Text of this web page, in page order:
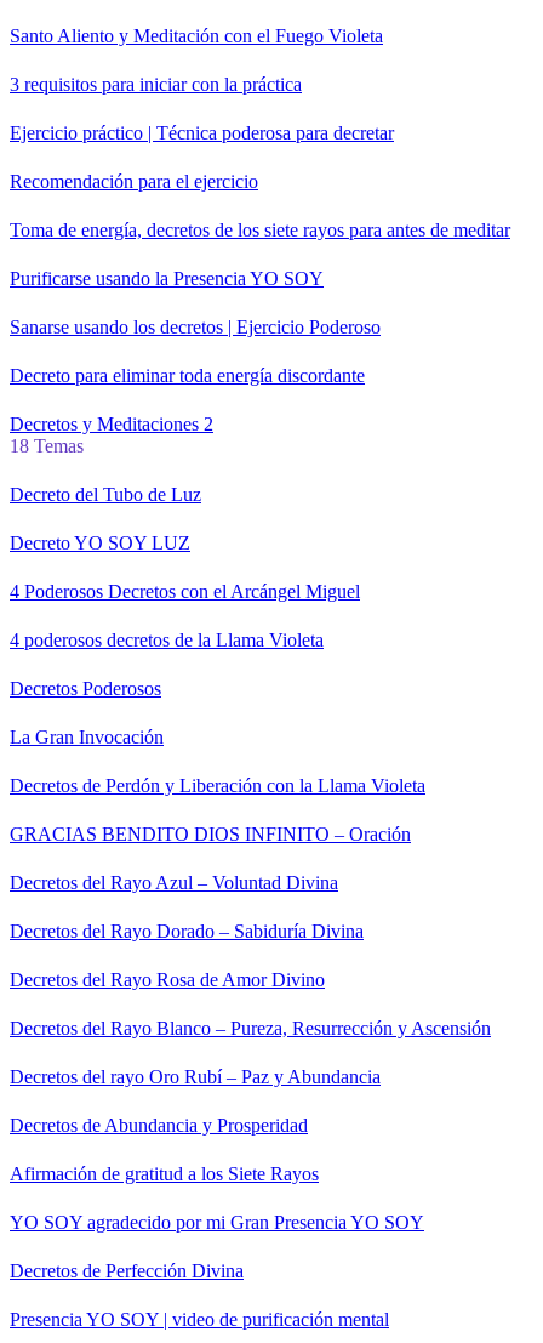
Santo Aliento y Meditación con el Fuego Violeta
3 requisitos para iniciar con la práctica
Ejercicio práctico | Técnica poderosa para decretar
Recomendación para el ejercicio
Toma de energía, decretos de los siete rayos para antes de meditar
Purificarse usando la Presencia YO SOY
Sanarse usando los decretos | Ejercicio Poderoso
Decreto para eliminar toda energía discordante
Decretos y Meditaciones 2
18 Temas
Decreto del Tubo de Luz
Decreto YO SOY LUZ
4 Poderosos Decretos con el Arcángel Miguel
4 poderosos decretos de la Llama Violeta
Decretos Poderosos
La Gran Invocación
Decretos de Perdón y Liberación con la Llama Violeta
GRACIAS BENDITO DIOS INFINITO – Oración
Decretos del Rayo Azul – Voluntad Divina
Decretos del Rayo Dorado – Sabiduría Divina
Decretos del Rayo Rosa de Amor Divino
Decretos del Rayo Blanco – Pureza, Resurrección y Ascensión
Decretos del rayo Oro Rubí – Paz y Abundancia
Decretos de Abundancia y Prosperidad
Afirmación de gratitud a los Siete Rayos
YO SOY agradecido por mi Gran Presencia YO SOY
Decretos de Perfección Divina
Presencia YO SOY | video de purificación mental